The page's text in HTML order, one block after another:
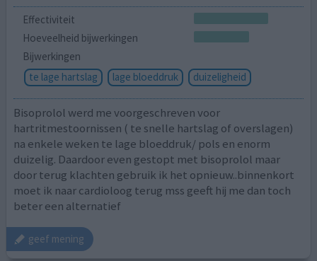
Effectiviteit
Hoeveelheid bijwerkingen
Bijwerkingen
te lage hartslag
lage bloeddruk duizeligheid
Bisoprolol werd me voorgeschreven voor
hartritmestoornissen ( te snelle hartslag of overslagen)
na enkele weken te lage bloeddruk/ pols en enorm
duizelig. Daardoor even gestopt met bisoprolol maar
door terug klachten gebruik ik het opnieuw..binnenkort
moet ik naar cardioloog terug mss geeft hij me dan toch
beter een alternatief
geef mening